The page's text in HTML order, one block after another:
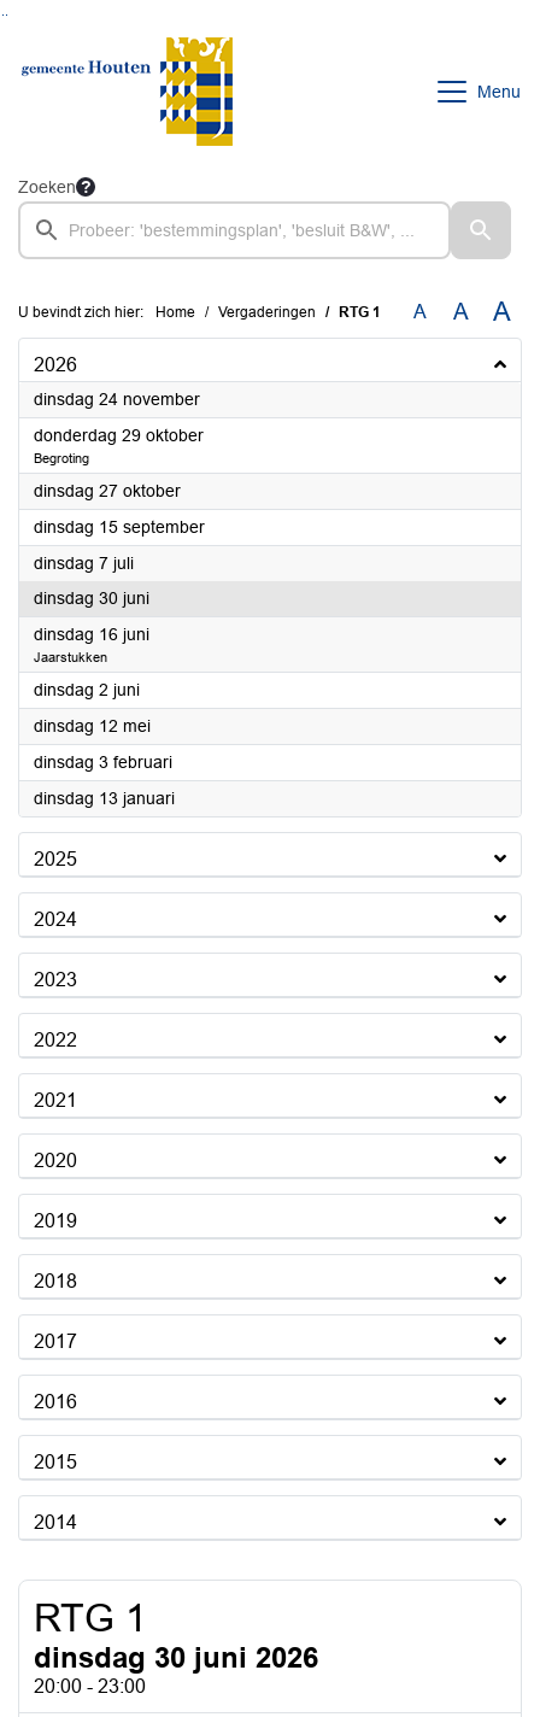
Menu
Zoeken
U bevindt zich hier: Home Vergaderingen RTG 1 A A A
2026
dinsdag 24 november2026
donderdag 29 oktober2026
Begroting
dinsdag 27 oktober2026
dinsdag 15 september2026
dinsdag 7 juli2026
dinsdag 30 juni2026
dinsdag 16 juni2026
Jaarstukken
dinsdag 2 juni2026
dinsdag 12 mei2026
dinsdag 3 februari2026
dinsdag 13 januari2026
2025
2024
2023
2022
2021
2020
2019
2018
2017
2016
2015
2014
RTG 1
dinsdag 30 juni 2026
20:00 - 23:00